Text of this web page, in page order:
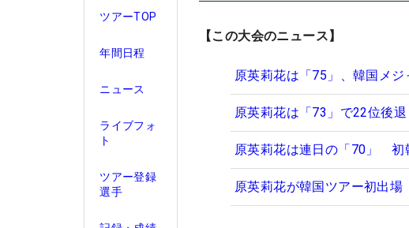
ツアーTOP
年間日程
ニュース
ライブフォ
ト
ツアー登録
選手
【この大会のニュース】
原英莉花は「75」、韓国メ
原英莉花は「73」で22位後
原英莉花は連日の「70」 初
原英莉花が韓国ツアー初出